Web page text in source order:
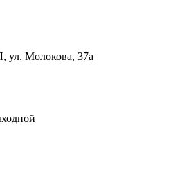
Молокова, 37а